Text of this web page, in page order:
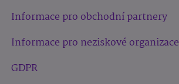
Informace pro obchodní partnery
Informace pro neziskové organizace
GDPR